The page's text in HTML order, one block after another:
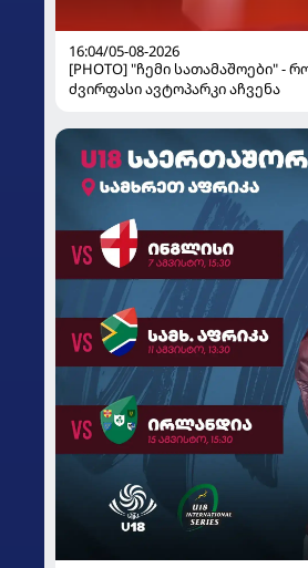
16:04/05-08-2026
[PHOTO] "ჩემი სათამაშოები" -
ძვირფასი ავტოპარკი აჩვენა